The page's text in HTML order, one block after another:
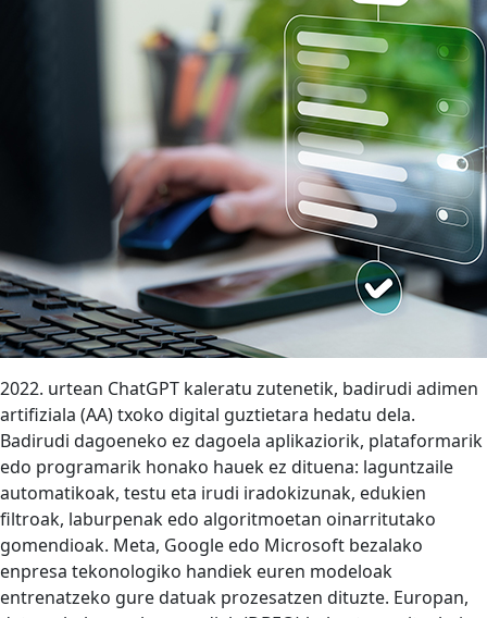
2022. urtean ChatGPT kaleratu zutenetik, badirudi adimen
artifiziala (AA) txoko digital guztietara hedatu dela.
Badirudi dagoeneko ez dagoela aplikaziorik, plataformarik
edo programarik honako hauek ez dituena: laguntzaile
automatikoak, testu eta irudi iradokizunak, edukien
filtroak, laburpenak edo algoritmoetan oinarritutako
gomendioak. Meta, Google edo Microsoft bezalako
enpresa tekonologiko handiek euren modeloak
entrenatzeko gure datuak prozesatzen dituzte. Europan,